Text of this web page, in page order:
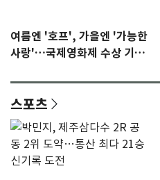
여름엔 '호프', 가을엔 '가능한
사랑'…국제영화제 수상 기대
스포츠